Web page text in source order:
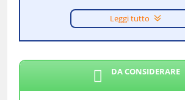
Leggi tutto
DA CONSIDERARE